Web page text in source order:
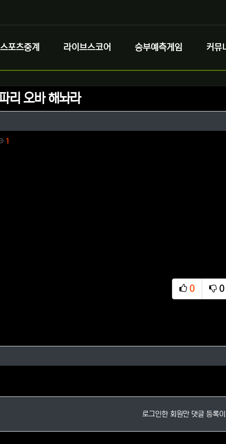
스포츠중계 라이브스코어 승부예측게임 커뮤
리 오바 해놔라
보
보
1
0
추천
0
비
가자님의 댓글
로그인한 회원만 댓글 등록